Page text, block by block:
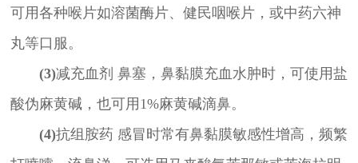
可用各种喉片如溶菌酶片、健民咽喉片，或中药六神
丸等口服。
(3)减充血剂 鼻塞，鼻黏膜充血水肿时，可使用盐
酸伪麻黄碱，也可用1%麻黄碱滴鼻。
(4)抗组胺药 感冒时常有鼻黏膜敏感性增高，频繁